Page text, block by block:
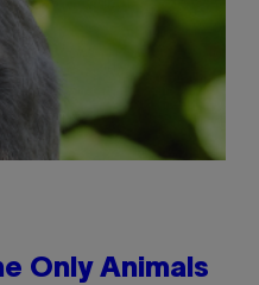
Only Animals